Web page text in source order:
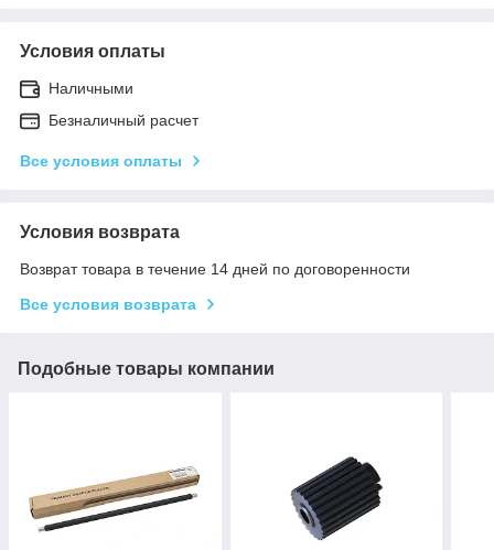
Условия оплаты
Наличными
Безналичный расчет
Все условия оплаты
Условия возврата
Возврат товара в течение 14 дней по договоренности
Все условия возврата
Подобные товары компании